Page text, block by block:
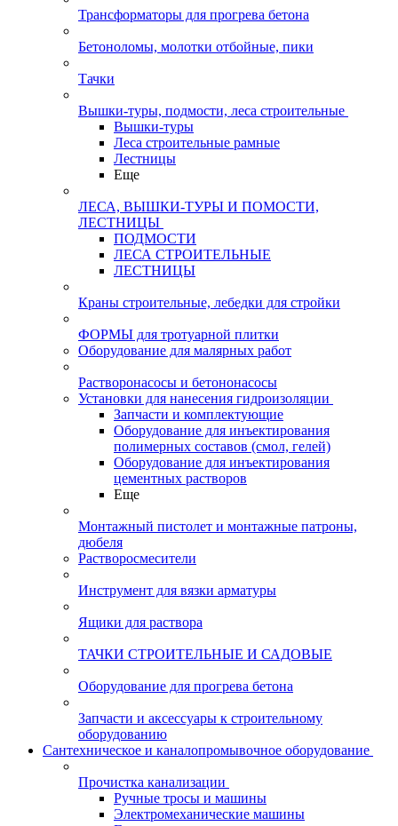
Трансформаторы для прогрева бетона
Бетоноломы, молотки отбойные, пики
Тачки
Вышки-туры, подмости, леса строительные
Вышки-туры
Леса строительные рамные
Лестницы
Еще
ЛЕСА, ВЫШКИ-ТУРЫ И ПОМОСТИ,
ЛЕСТНИЦЫ
ПОДМОСТИ
ЛЕСА СТРОИТЕЛЬНЫЕ
ЛЕСТНИЦЫ
Краны строительные, лебедки для стройки
ФОРМЫ для тротуарной плитки
Оборудование для малярных работ
Растворонасосы и бетононасосы
Установки для нанесения гидроизоляции
Запчасти и комплектующие
Оборудование для инъектирования
полимерных составов (смол, гелей)
Оборудование для инъектирования
цементных растворов
Еще
Монтажный пистолет и монтажные патроны,
дюбеля
Растворосмесители
Инструмент для вязки арматуры
Ящики для раствора
ТАЧКИ СТРОИТЕЛЬНЫЕ И САДОВЫЕ
Оборудование для прогрева бетона
Запчасти и аксессуары к строительному
оборудованию
Сантехническое и каналопромывочное оборудование
Прочистка канализации
Ручные тросы и машины
Электромеханические машины